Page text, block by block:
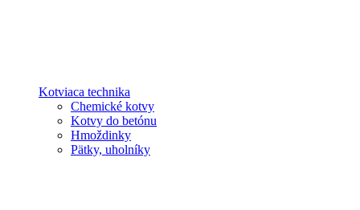
Kotviaca technika
Chemické kotvy
Kotvy do betónu
Hmoždinky
Pätky, uholníky